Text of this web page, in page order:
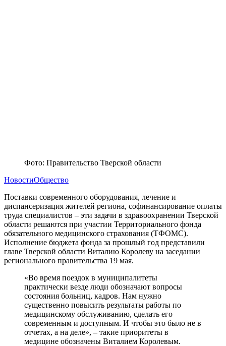
Фото: Правительство Тверской области
НовостиОбщество
Поставки современного оборудования, лечение и
диспансеризация жителей региона, софинансирование оплаты
труда специалистов – эти задачи в здравоохранении Тверской
области решаются при участии Территориального фонда
обязательного медицинского страхования (ТФОМС).
Исполнение бюджета фонда за прошлый год представили
главе Тверской области Виталию Королеву на заседании
регионального правительства 19 мая.
«Во время поездок в муниципалитеты
практически везде люди обозначают вопросы
состояния больниц, кадров. Нам нужно
существенно повысить результаты работы по
медицинскому обслуживанию, сделать его
современным и доступным. И чтобы это было не в
отчетах, а на деле», – такие приоритеты в
медицине обозначены Виталием Королевым.